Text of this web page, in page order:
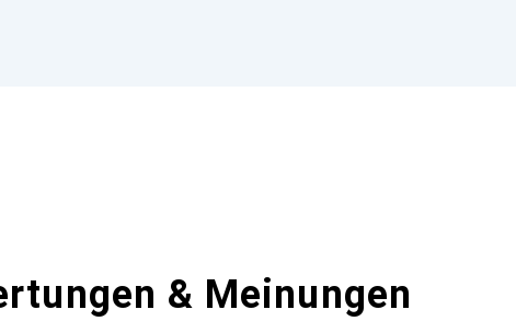
& Meinungen